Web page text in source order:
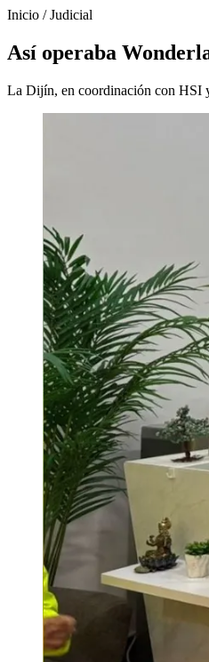
Inicio /Judicial
Así operaba
La Dijín, en coordinación con HSI